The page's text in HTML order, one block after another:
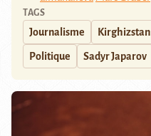
TAGS
Journalisme Kirghizstan
Politique Sadyr Japarov